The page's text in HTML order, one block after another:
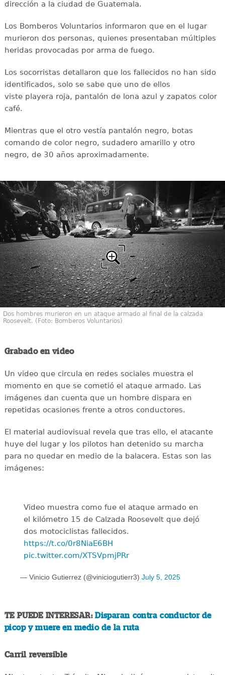
dirección a la ciudad de Guatemala.
Los Bomberos Voluntarios informaron que en el lugar
murieron dos personas, quienes presentaban múltiples
heridas provocadas por arma de fuego.
Los socorristas detallaron que los fallecidos no han sido
identificados, solo se sabe que uno de ellos
viste playera roja, pantalón de lona azul y zapatos color
café.
Mientras que el otro vestía pantalón negro, botas
comando de color negro, sudadero amarillo y otro
negro, de 30 años aproximadamente.
Dos hombres murieron en un ataque armado al final de la calzada
Roosevelt. (Foto: Bomberos Voluntarios)
Grabado en video
Un video que circula en redes sociales muestra el
momento en que se cometió el ataque armado. Las
imágenes dan cuenta que un hombre dispara en
repetidas ocasiones frente a otros conductores.
El material audiovisual revela que tras ello, el atacante
huye del lugar y los pilotos han detenido su marcha
para no quedar en medio de la balacera. Estas son las
imágenes:
Video muestra como fue el ataque armado en
el kilómetro 15 de Calzada Roosevelt que dejó
dos motociclistas fallecidos.
https://t.co/0r8NiaE6BH
pic.twitter.com/XTSVpmjPRr
— Vinicio Gutierrez (@viniciogutierr3) July 5, 2025
TE PUEDE INTERESAR:Disparan contra conductor de
picop y muere en medio de la ruta
Carril reversible